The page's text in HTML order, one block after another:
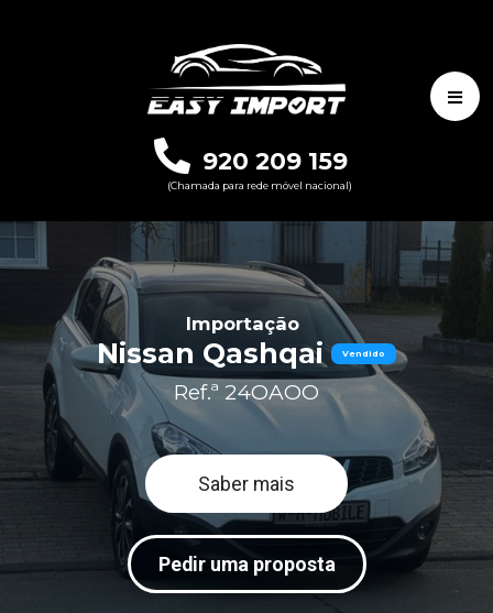
920 209 159
(Chamada para rede móvel nacional)
Importação
Nissan Qashqai Vendido
Ref.ª 24OAOO
Saber mais
Pedir uma proposta